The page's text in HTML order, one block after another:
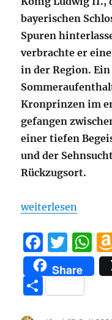
bayerischen
Spuren
verbrachte er
in der Region.
Kronprinzen im
gefangen
einer tiefen
und der
Rückzugsort.
„Die vergessene
weiterlesen
F
a
c
e
T
w
it
te
W
h
at
Share
T